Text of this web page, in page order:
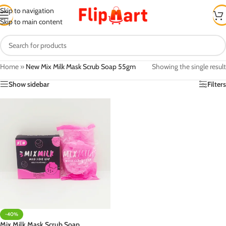
Skip to navigation
Skip to main content
Home » New Mix Milk Mask Scrub Soap 55gm
Showing the single result
Show sidebar
Filters
-40%